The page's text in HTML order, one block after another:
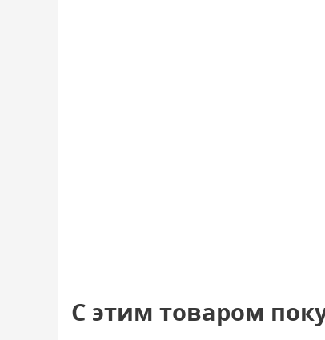
С этим товаром